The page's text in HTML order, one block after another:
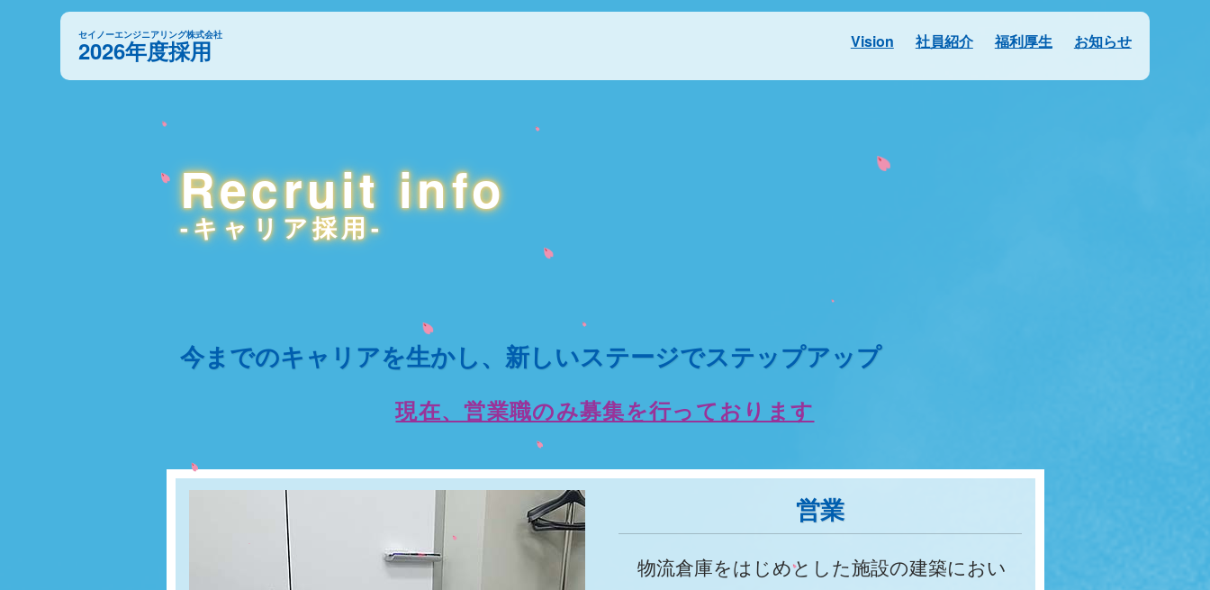
セイノーエンジニアリング株式会社
2026年度採用 Vision 社員紹介 福利厚生 お知らせ
Recruit info
-キャリア採用-
今までのキャリアを生かし、新しいステージでステップアップ
現在、営業職のみ募集を行っております
営業
物流倉庫をはじめとした施設の建築におい